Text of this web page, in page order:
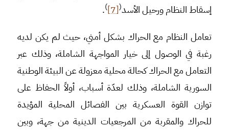
إسقاط النظام ورحيل الأسد(
[7]
)
.
تعامل النظام مع الحراك بشكل أمني، حيث لم يكن لديه
رغبة في الوصول إلى خيار المواجهة الشاملة، وذلك عبر
التعامل مع الحراك كحالة محلية معزولة عن البيئة الوطنية
السورية الشاملة، وذلك لعدّة أسباب، أولاً الحفاظ على
توازن القوة العسكرية بين الفصائل المحلية المؤيدة
للحراك والمقربة من المرجعيات الدينية من جهة، وبين